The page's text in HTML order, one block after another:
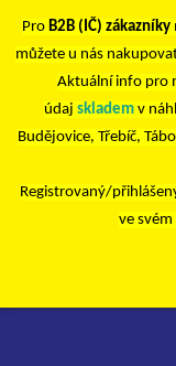
Pro B2B (IČ) zákazníky
můžete u nás
Aktuální info pro
údaj skladem v
Budějovice, Třebíč,
Registrovaný/
ve